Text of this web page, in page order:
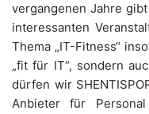
vergangenen Jahre
interessanten
Thema „IT-Fitness“
„fit für IT“, sondern
dürfen wir
Anbieter für